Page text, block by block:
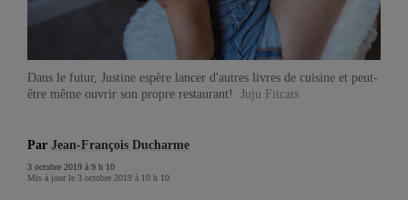
Dans le futur, Justine espère lancer d'autres livres de cuisine et peut-
être même ouvrir son propre restaurant!
Juju Fitcats
Par Jean-François Ducharme
3 octobre 2019 à 9 h 10
Mis à jour le 3 octobre 2019 à 10 h 10